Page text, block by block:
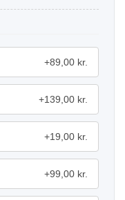
+89,00 kr.
+139,00 kr.
+19,00 kr.
+99,00 kr.